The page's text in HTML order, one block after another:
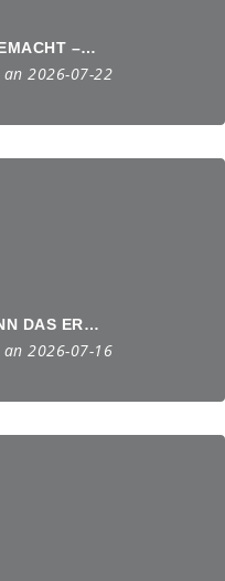
URLAUBSPLANUNG RICHTIG GEMACHT – RECHTE, FRISTEN, TIPPS
an 2026-07-22
PROBEZEIT VERLÄNGERN: WANN DAS ERLAUBT IST UND WAS IM ARBEITSVERHÄLTNIS GILT
an 2026-07-16